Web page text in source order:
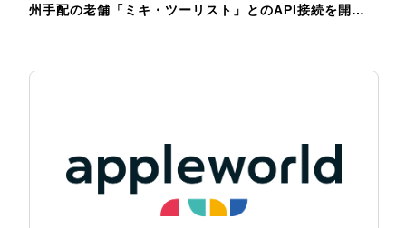
州手配の老舗「ミキ・ツーリスト」とのAPI接続を開…